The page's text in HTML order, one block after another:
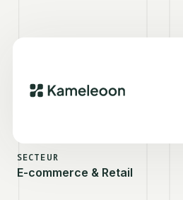
VOIR D'AUTRES SUCCESS STORIES
SECTEUR
E-commerce & Retail